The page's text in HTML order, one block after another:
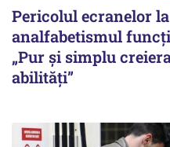
Pericolul ecranelor
analfabetismul
„Pur și simplu
abilități”